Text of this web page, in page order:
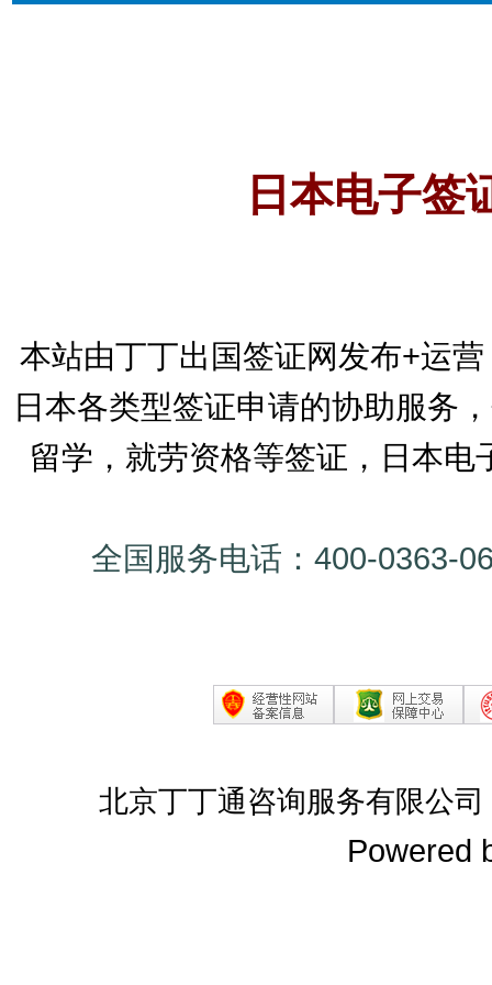
日本电子签
本站由丁丁出国签证网发布+运
日本各类型签证申请的协助服务
留学，就劳资格等签证，日本
全国服务电话：400-0363-
北京丁丁通咨询服务有限公
Powered